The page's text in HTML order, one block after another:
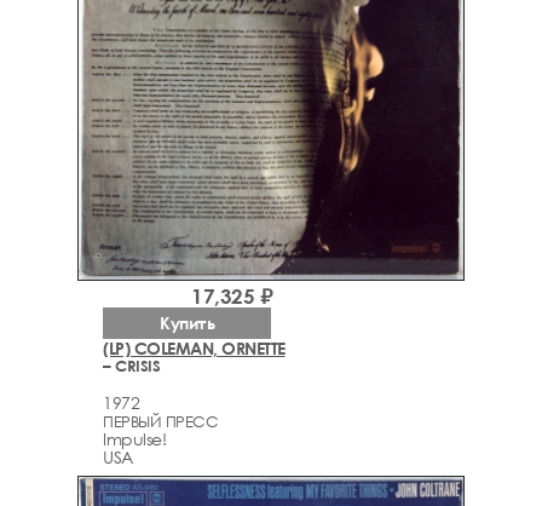
(LP) COLEMAN, ORNETTE
– CRISIS
1972
ПЕРВЫЙ ПРЕСС
Impulse!
USA
17,325 ₽
Купить